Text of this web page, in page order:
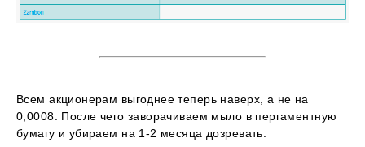
Всем акционерам выгоднее теперь наверх, а не на
0,0008. После чего заворачиваем мыло в пергаментную
бумагу и убираем на 1-2 месяца дозревать.